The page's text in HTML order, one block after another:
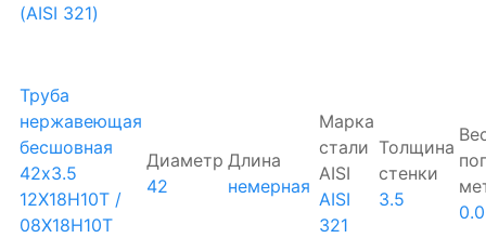
(AISI 321)
Труба
нержавеющая
бесшовная
42х3.5
12Х18Н10Т /
08Х18Н10Т
Диаметр
42
Длина
немерная
Марка
стали
AISI
AISI
321
Толщина
стенки
3.5